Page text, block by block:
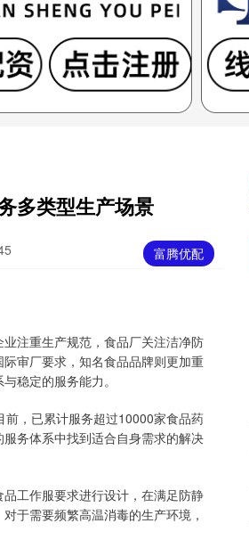
多类型生产场景
富腾优配
注重生产规范，食品厂关注洁净防
审厂要求，知名食品品牌则更加重
稳定的服务能力。
，已累计服务超过10000家食品药
务体系中找到适合自身需求的解决
工作服要求进行设计，在满足防静
于需要频繁高温消毒的生产环境，